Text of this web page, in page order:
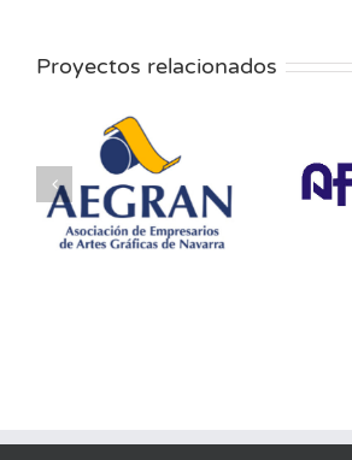
Proyectos relacionados
AFFORD-Inks